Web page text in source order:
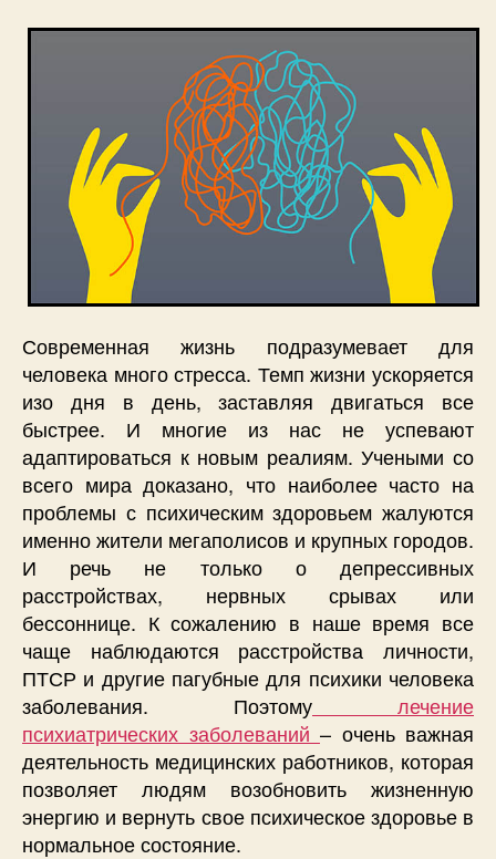
Современная жизнь подразумевает для
человека много стресса. Темп жизни ускоряется
изо дня в день, заставляя двигаться все
быстрее. И многие из нас не успевают
адаптироваться к новым реалиям. Учеными со
всего мира доказано, что наиболее часто на
проблемы с психическим здоровьем жалуются
именно жители мегаполисов и крупных городов.
И речь не только о депрессивных
расстройствах, нервных срывах или
бессоннице. К сожалению в наше время все
чаще наблюдаются расстройства личности,
ПТСР и другие пагубные для психики человека
заболевания. Поэтому лечение
психиатрических заболеваний – очень важная
деятельность медицинских работников, которая
позволяет людям возобновить жизненную
энергию и вернуть свое психическое здоровье в
нормальное состояние.